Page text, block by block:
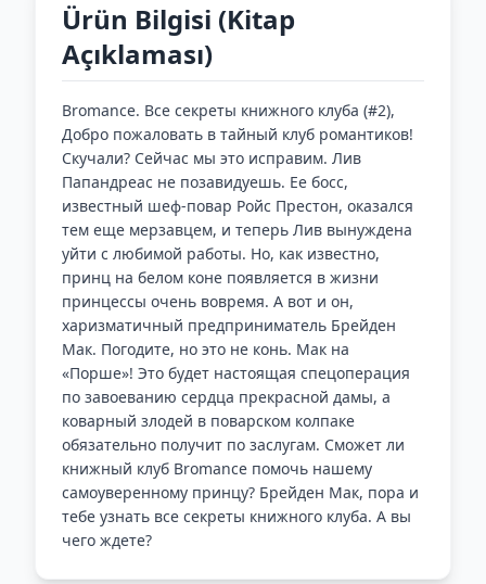
Ürün Bilgisi (Kitap
Açıklaması)
Bromance. Все секреты книжного клуба (#2),
Добро пожаловать в тайный клуб романтиков!
Скучали? Сейчас мы это исправим. Лив
Папандреас не позавидуешь. Ее босс,
известный шеф-повар Ройс Престон, оказался
тем еще мерзавцем, и теперь Лив вынуждена
уйти с любимой работы. Но, как известно,
принц на белом коне появляется в жизни
принцессы очень вовремя. А вот и он,
харизматичный предприниматель Брейден
Мак. Погодите, но это не конь. Мак на
«Порше»! Это будет настоящая спецоперация
по завоеванию сердца прекрасной дамы, а
коварный злодей в поварском колпаке
обязательно получит по заслугам. Сможет ли
книжный клуб Bromance помочь нашему
самоуверенному принцу? Брейден Мак, пора и
тебе узнать все секреты книжного клуба. А вы
чего ждете?